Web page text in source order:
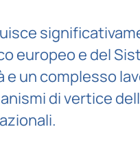
europeo e del
un complesso
di vertice